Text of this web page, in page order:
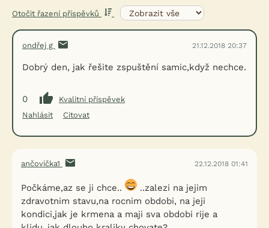
Otočit řazení příspěvků
ondřej g 21.12.2018 20:37
Dobrý den, jak řešite zspuštění samic,když nechce.
0
Kvalitní příspěvek
Nahlásit
Citovat
ančovička1 22.12.2018 01:41
Počkáme,az se ji chce..
..zalezi na jejim
zdravotnim stavu,na rocnim obdobi, na jeji
kondici,jak je krmena a maji sva obdobi rije a